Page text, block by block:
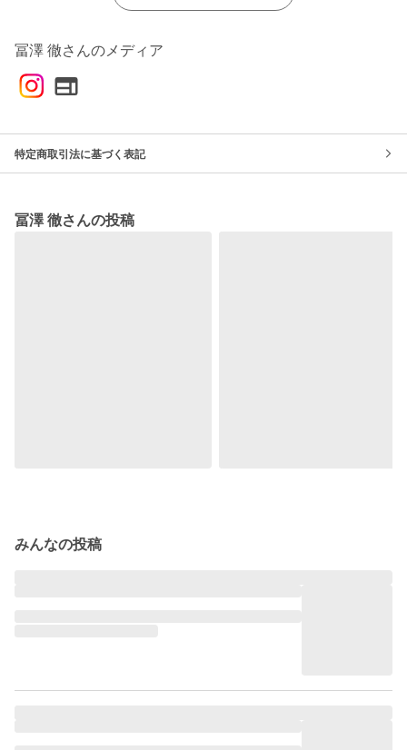
冨澤 徹さんのメディア
特定商取引法に基づく表記
冨澤 徹さんの投稿
みんなの投稿